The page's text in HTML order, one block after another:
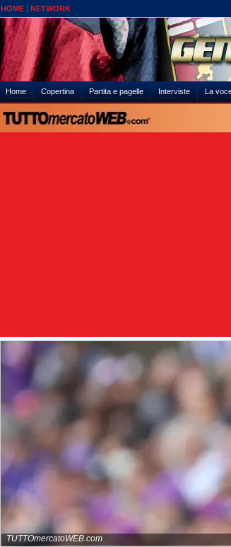
HOME NETWORK
Home Copertina Partita e pagelle Interviste La
TUTTOmercatoWEB.com